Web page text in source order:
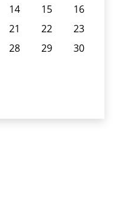
14 15
16
21 22
23
28 29
30